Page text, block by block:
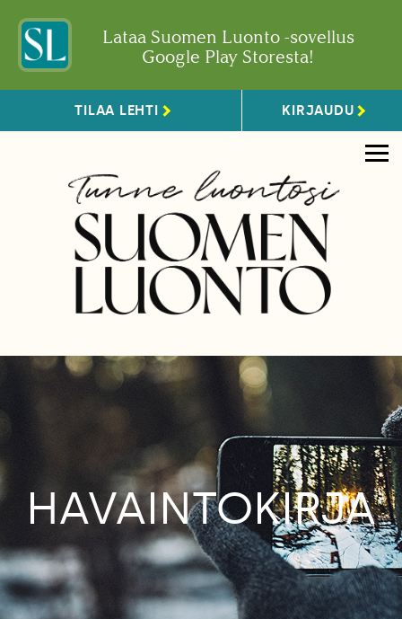
Lataa Suomen Luonto -sovellus
Google Play Storesta!
TILAA LEHTI KIRJAUDU
HAVAINTOKIRJA